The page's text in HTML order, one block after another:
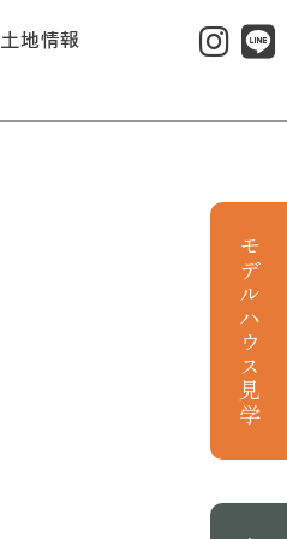
土地情報
モデルハウス見学